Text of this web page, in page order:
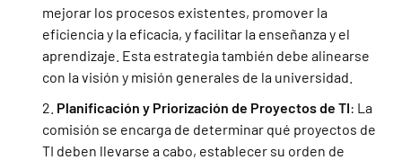
mejorar los procesos existentes, promover la
eficiencia y la eficacia, y facilitar la enseñanza y el
aprendizaje. Esta estrategia también debe alinearse
con la visión y misión generales de la universidad.
Planificación y Priorización de Proyectos de TI: La
comisión se encarga de determinar qué proyectos de
TI deben llevarse a cabo, establecer su orden de